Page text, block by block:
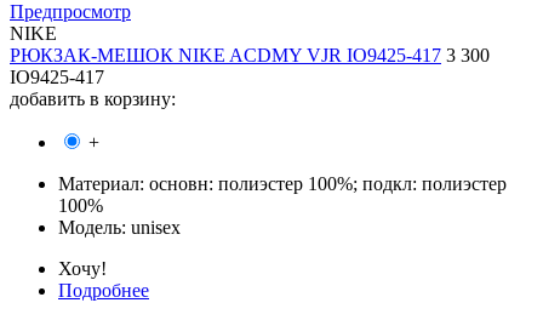
Предпросмотр
NIKE
РЮКЗАК-МЕШОК NIKE ACDMY VJR IO9425-417 3 300
IO9425-417
добавить в корзину:
+
Материал: основн: полиэстер 100%; подкл: полиэстер
100%
Модель: unisex
Хочу!
Подробнее